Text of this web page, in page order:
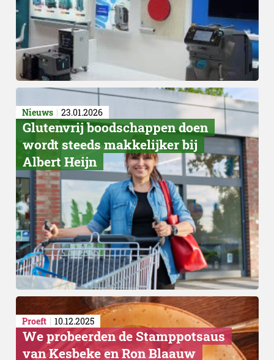
Kliekjesdag
Nieuws 23.01.2026
Glutenvrij boodschappen doen
wordt steeds makkelijker bij
Albert Heijn
Proeft 10.12.2025
We probeerden de Stamppotsaus
van Kesbeke en Ron Blaauw